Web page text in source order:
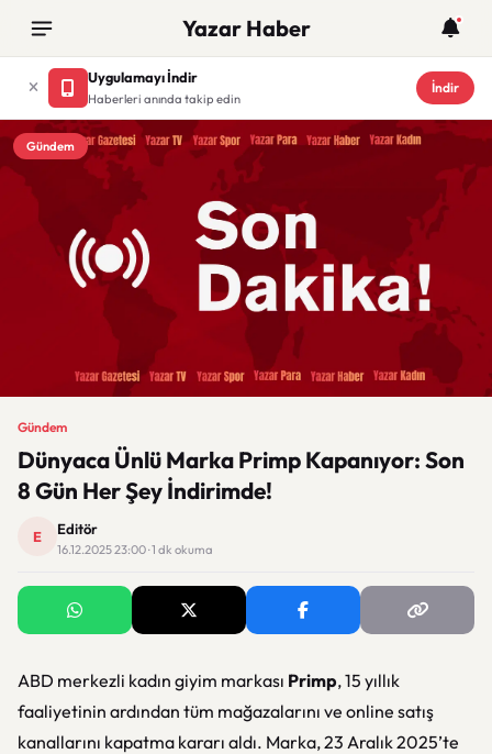
Yazar Haber
Uygulamayı İndir
Haberleri anında takip edin
İndir
Gündem
Gündem
Dünyaca Ünlü Marka Primp Kapanıyor: Son
8 Gün Her Şey İndirimde!
E Editör
16.12.2025 23:00 · 1 dk okuma
ABD merkezli kadın giyim markası Primp, 15 yıllık
faaliyetinin ardından tüm mağazalarını ve online satış
kanallarını kapatma kararı aldı. Marka, 23 Aralık 2025’te